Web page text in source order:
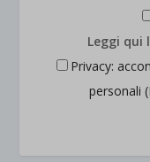
Leggi qui
Privacy:
personali